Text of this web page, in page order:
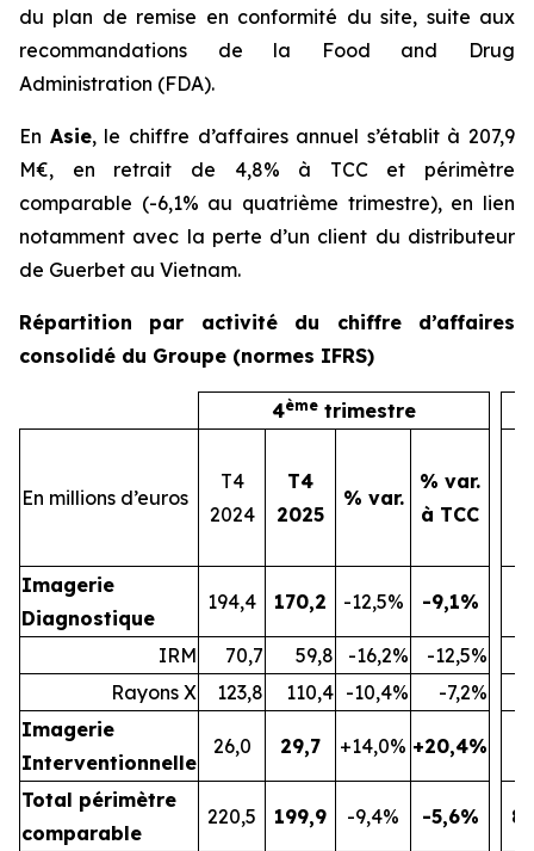
du plan de remise en conformité du site, suite aux
recommandations de la Food and Drug
Administration (FDA).
En Asie, le chiffre d’affaires annuel s’établit à 207,9
M€, en retrait de 4,8% à TCC et périmètre
comparable (-6,1% au quatrième trimestre), en lien
notamment avec la perte d’un client du distributeur
de Guerbet au Vietnam.
Répartition par activité du chiffre d’affaires
consolidé du Groupe (normes IFRS)
4ème trimestre
En millions d’euros
T4
2024
T4
2025
% var.
% var.
à TCC
Imagerie
Diagnostique
194,4 170,2 -12,5% -9,1%
IRM 70,7 59,8 -16,2% -12,5%
Rayons X
123,8 110,4 -10,4% -7,2%
Imagerie
Interventionnelle
26,0 29,7 +14,0% +20,4%
Total périmètre
comparable
220,5 199,9 -9,4% -5,6%